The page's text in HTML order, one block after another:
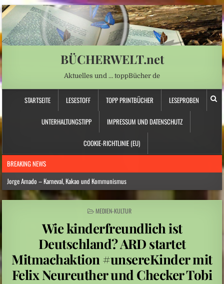
BÜCHERWELT.net
Aktuelles und … toppBücher de
STARTSEITE LESESTOFF TOPP PRINTBÜCHER LESEPROBEN
UNTERHALTUNGSTIPP IMPRESSUM UND DATENSCHUTZ
COOKIE-RICHTLINIE (EU)
BREAKING NEWS
Jorge Amado – Karneval, Kakao und Kommunismus
Anna Schapiro: „Fühlen Sie sich wie zu Hause …“ – Jüdische Spurensuche
Daniela Dröscher – Geldmangel, Gedichte und Freundschaft
Sarah Diehl: „Ins tiefe Blau“ – Unter Wasser beginnt eine andere Welt
Mittelamerika: Vulkanausbruch in Guatemala
POSTED
MEDIEN-KULTUR
Wie kinderfreundlich ist
Deutschland? ARD startet
Mitmachaktion #unsereKinder mit
Felix Neureuther und Checker Tobi